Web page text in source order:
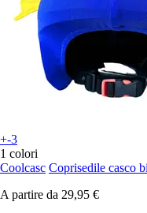
+-3
1 colori
Coolcasc Coprisedile casco
A partire da 29,95 €